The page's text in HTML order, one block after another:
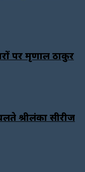
पर मृणाल ठाकुर
श्रीलंका सीरीज